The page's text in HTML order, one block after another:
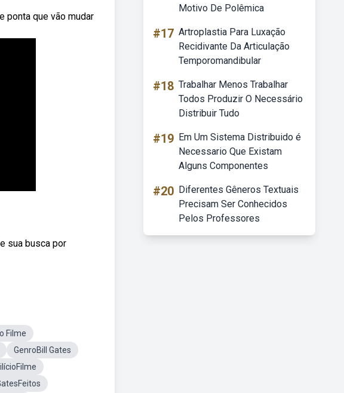
ponta que vão mudar
sua busca por
Filme
GenroBill Gates
Motivo De Polêmica
#17 Artroplastia Para Luxação
Recidivante Da Articulação
Temporomandibular
#18 Trabalhar Menos Trabalhar
Todos Produzir O Necessário
Distribuir Tudo
#19 Em Um Sistema Distribuido é
Necessario Que Existam
Alguns Componentes
#20 Diferentes Gêneros Textuais
Precisam Ser Conhecidos
Pelos Professores